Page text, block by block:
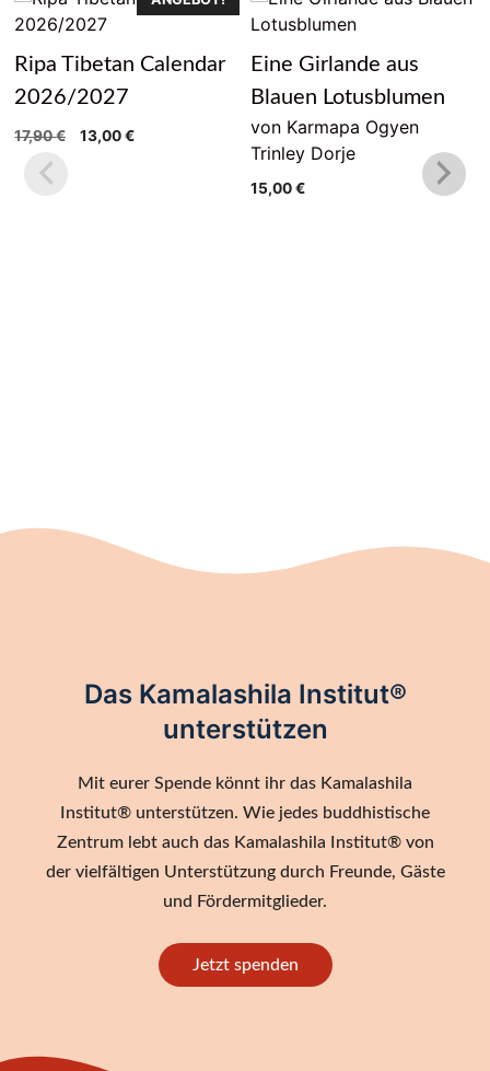
Ripa Tibetan Calendar
2026/2027
17,90€
Ursprünglicher
13,00€Aktueller
Eine Girlande aus
Blauen Lotusblumen
von Karmapa Ogyen
Trinley Dorje
15,00€
Das Kamalashila Institut®
unterstützen
Mit eurer Spende könnt ihr das Kamalashila
Institut® unterstützen. Wie jedes buddhistische
Zentrum lebt auch das Kamalashila Institut® von
der vielfältigen Unterstützung durch Freunde, Gäste
und Fördermitglieder.
Jetzt spenden